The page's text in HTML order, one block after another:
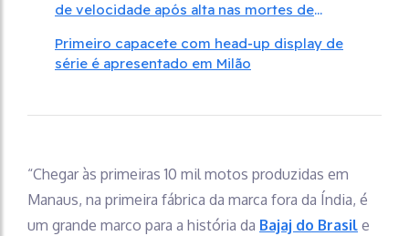
de velocidade após alta nas mortes de
Primeiro capacete com head‑up display de
série é apresentado em Milão
“Chegar às primeiras 10 mil motos produzidas em
Manaus, na primeira fábrica da marca fora da Índia, é
um grande marco para a história da Bajaj do Brasil e